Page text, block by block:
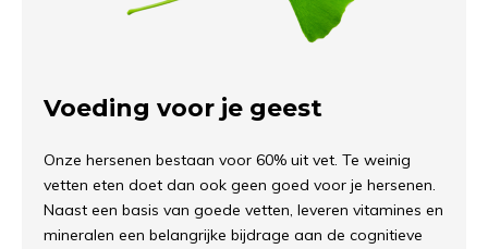
Voeding voor je geest
Onze hersenen bestaan voor 60% uit vet. Te weinig
vetten eten doet dan ook geen goed voor je hersenen.
Naast een basis van goede vetten, leveren vitamines en
mineralen een belangrijke bijdrage aan de cognitieve